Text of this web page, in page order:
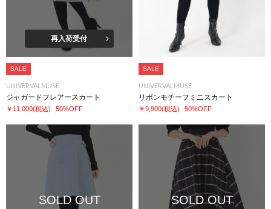
再入荷受付
SALE
UNIVERVALMUSE
ジャガードフレアースカート
￥11,000(税込) 50%OFF
SALE
UNIVERVALMUSE
リボンモチーフミニスカート
￥9,900(税込) 50%OFF
SOLD OUT SOLD OUT